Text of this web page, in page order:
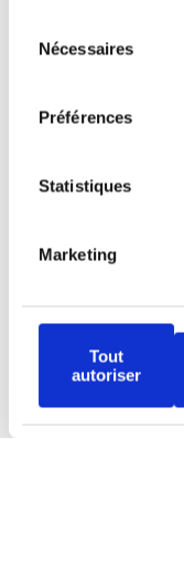
Nécessaires
Préférences
Statistiques
Marketing
Tout
autoriser
Tous